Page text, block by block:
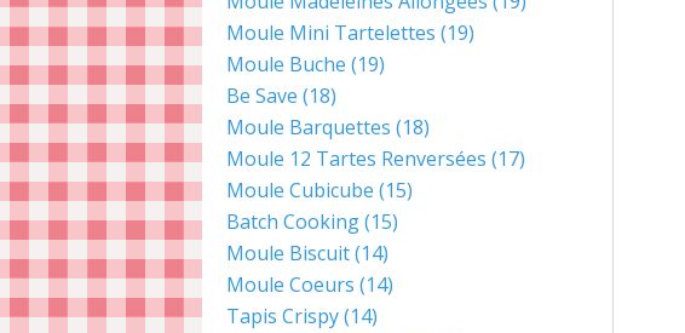
Moule Mini Tartelettes (19)
Moule Buche (19)
Be Save (18)
Moule Barquettes (18)
Moule 12 Tartes Renversées (17)
Moule Cubicube (15)
Batch Cooking(15)
Moule Biscuit(14)
Moule Coeurs (14)
Tapis Crispy(14)